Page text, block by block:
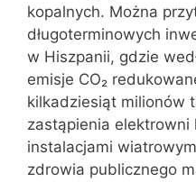
kopalnych. Można
długoterminowych
w Hiszpanii, gdzie
emisje CO₂
kilkadziesiąt milionów
zastąpienia elektrowni
instalacjami
zdrowia publicznego